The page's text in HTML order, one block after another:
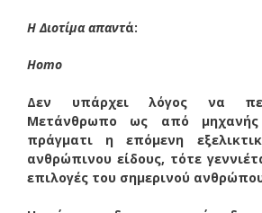
Η Διοτίμα απαντά:
Homo
Δεν υπάρχει λόγος να
Μετάνθρωπο ως από
πράγματι η επόμενη
ανθρώπινου είδους, τότε
επιλογές του σημερινού